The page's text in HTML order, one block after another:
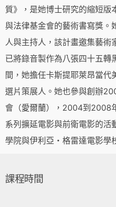
質》，是她博士研究的縮短版
與法律基金會的藝術書寫獎。
人與主持人，該計畫邀集藝術
已將錄音製作為八張四十五轉
間，她擔任卡斯提耶萊昂當代
選片策展人。她也參與創辦
會（愛爾蘭），2004到2008
系列擴延電影與前衛電影的活
學院與伊利亞・格雷達電影學
課程時間